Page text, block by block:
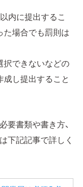
内に提出するこ
た場合でも罰則は
択できないなどの
成し提出すること
要書類や書き方、
下記記事で詳しく